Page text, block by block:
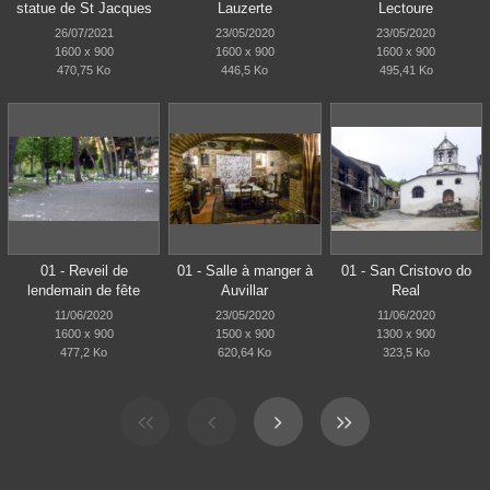
statue de St Jacques
26/07/2021
1600 x 900
470,75 Ko
Lauzerte
23/05/2020
1600 x 900
446,5 Ko
Lectoure
23/05/2020
1600 x 900
495,41 Ko
01 - Reveil de
lendemain de fête
11/06/2020
1600 x 900
477,2 Ko
01 - Salle à manger à
Auvillar
23/05/2020
1500 x 900
620,64 Ko
01 - San Cristovo do
Real
11/06/2020
1300 x 900
323,5 Ko